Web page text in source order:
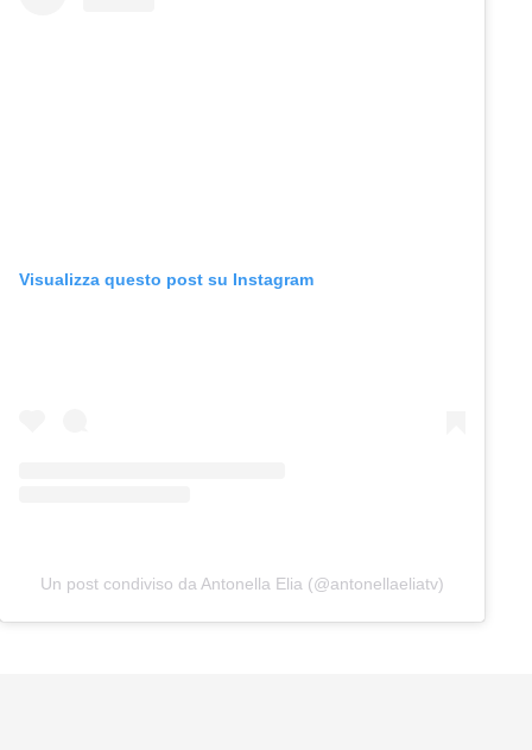
Visualizza questo post su Instagram
Un post condiviso da Antonella Elia (@antonellaeliatv)